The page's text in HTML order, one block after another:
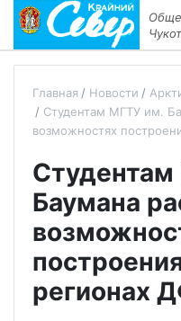
Главная Новости
Студентам МГТУ им.
возможностях
Баумана
регионах